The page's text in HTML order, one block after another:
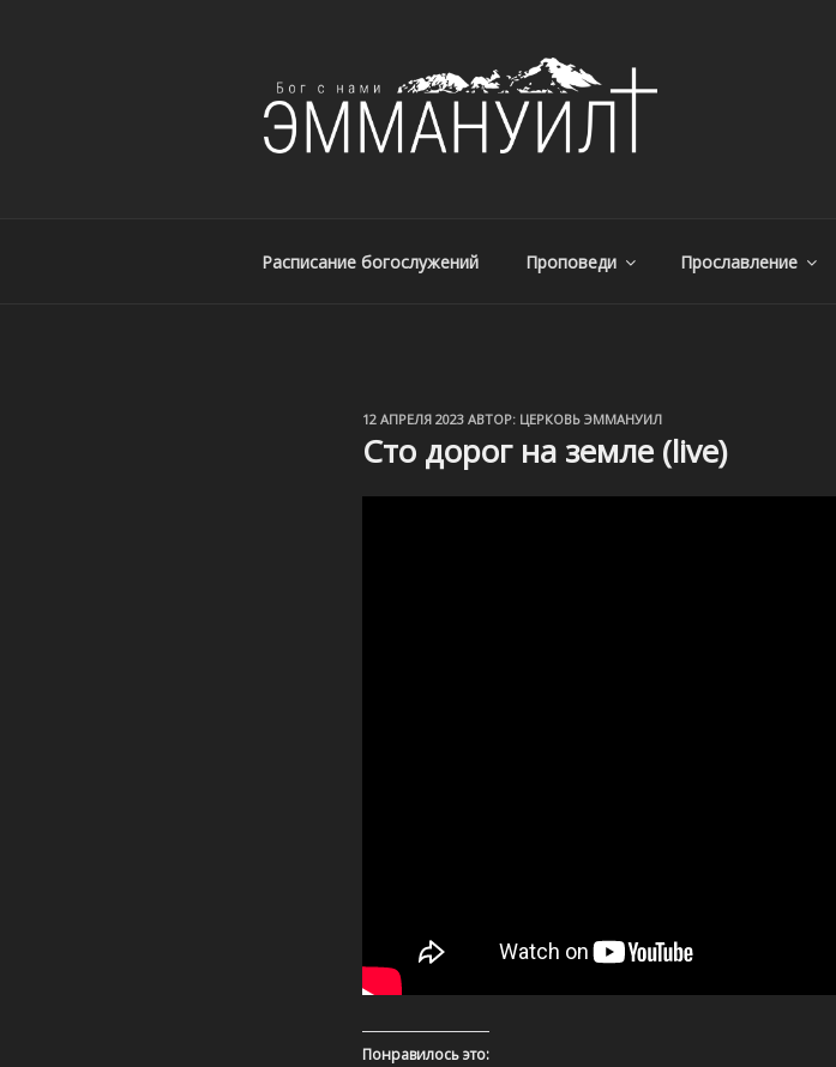
Расписание богослужений Проповеди Прославление
ОПУБЛИКОВАНО
12 АПРЕЛЯ 2023 АВТОР: ЦЕРКОВЬ ЭММАНУИЛ
Сто дорог на земле (live)
Понравилось это: